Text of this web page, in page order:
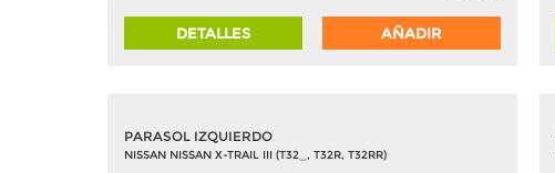
DETALLES AÑADIR
PARASOL IZQUIERDO
NISSAN NISSAN X-TRAIL III (T32_, T32R, T32RR)